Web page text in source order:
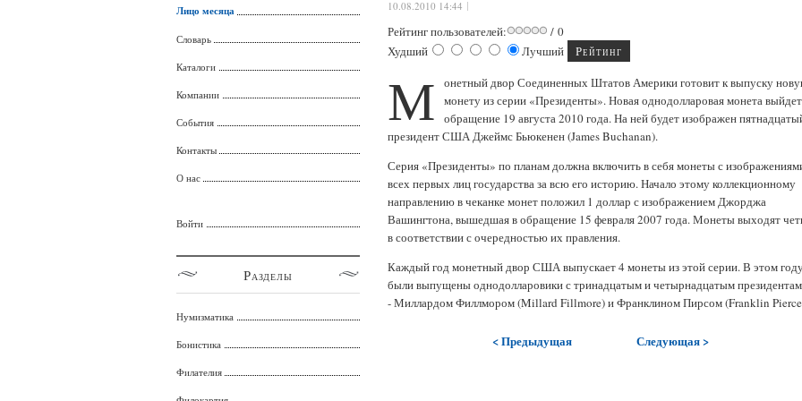
10.08.2010 14:44
Рейтинг пользователей:
/ 0
Худший
Лучший
М
онетный двор Соединенных Штатов Америки готовит к выпуску
монету из серии «Президенты». Новая однодолларовая монета
обращение 19 августа 2010 года. На ней будет изображен
президент США Джеймс Бьюкенен (James Buchanan).
Серия «Президенты» по планам должна включить в себя монеты с
всех первых лиц государства за всю его историю. Начало этому коллекционному
направлению в чеканке монет положил 1 доллар с изображением Джорджа
Вашингтона, вышедшая в обращение 15 февраля 2007 года. Монеты выходят
в соответствии с очередностью их правления.
Каждый год монетный двор США выпускает 4 монеты из этой серии. В этом
были выпущены однодолларовики с тринадцатым и четырнадцатым
- Миллардом Филлмором (Millard Fillmore) и Франклином Пирсом (Franklin
< Предыдущая Следующая >
Лицо месяца
Словарь
Каталоги
Компании
События
Контакты
О нас
Войти
Разделы
Нумизматика
Бонистика
Филателия